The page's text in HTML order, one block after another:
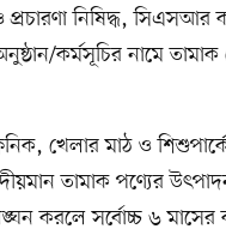
প্রচারণা নিষিদ্ধ, সিএসআর
কর্মসূচির নামে
খেলার মাঠ ও
তামাক পণ্যের
করলে সর্বোচ্চ ৬ মাসের